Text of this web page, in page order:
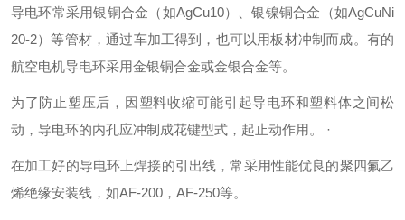
导电环常采用银铜合金（如AgCu10）、银镍铜合金（如AgCuNi
20-2）等管材，通过车加工得到，也可以用板材冲制而成。有的
航空电机导电环采用金银铜合金或金银合金等。
为了防止塑压后，因塑料收缩可能引起导电环和塑料体之间松
动，导电环的内孔应冲制成花键型式，起止动作用。 ·
在加工好的导电环上焊接的引出线，常采用性能优良的聚四氟乙
烯绝缘安装线，如AF-200，AF-250等。